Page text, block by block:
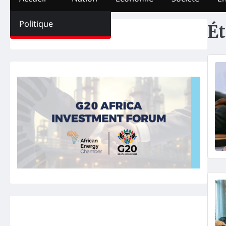
Politique